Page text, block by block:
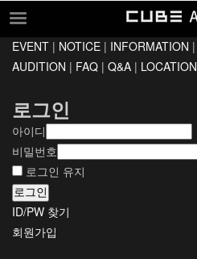
EVENT
INFORMATION
E-MAIL AUDITION
DM AUDITION
FAQ
Q&A
EVENT | NOTICE | INFORMATION |
AUDITION | FAQ | Q&A | LOCATION
로그인
아이디
비밀번호
로그인 유지
로그인
ID/PW 찾기
회원가입